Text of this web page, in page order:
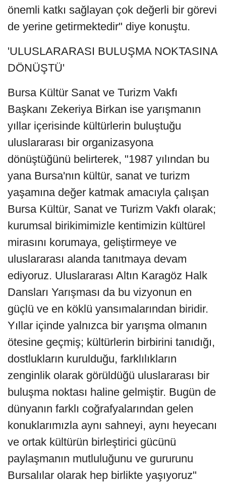
önemli katkı sağlayan çok değerli bir görevi
de yerine getirmektedir" diye konuştu.
'ULUSLARARASI BULUŞMA NOKTASINA
DÖNÜŞTÜ'
Bursa Kültür Sanat ve Turizm Vakfı
Başkanı Zekeriya Birkan ise yarışmanın
yıllar içerisinde kültürlerin buluştuğu
uluslararası bir organizasyona
dönüştüğünü belirterek, "1987 yılından bu
yana Bursa'nın kültür, sanat ve turizm
yaşamına değer katmak amacıyla çalışan
Bursa Kültür, Sanat ve Turizm Vakfı olarak;
kurumsal birikimimizle kentimizin kültürel
mirasını korumaya, geliştirmeye ve
uluslararası alanda tanıtmaya devam
ediyoruz. Uluslararası Altın Karagöz Halk
Dansları Yarışması da bu vizyonun en
güçlü ve en köklü yansımalarından biridir.
Yıllar içinde yalnızca bir yarışma olmanın
ötesine geçmiş; kültürlerin birbirini tanıdığı,
dostlukların kurulduğu, farklılıkların
zenginlik olarak görüldüğü uluslararası bir
buluşma noktası haline gelmiştir. Bugün de
dünyanın farklı coğrafyalarından gelen
konuklarımızla aynı sahneyi, aynı heyecanı
ve ortak kültürün birleştirici gücünü
paylaşmanın mutluluğunu ve gururunu
Bursalılar olarak hep birlikte yaşıyoruz"